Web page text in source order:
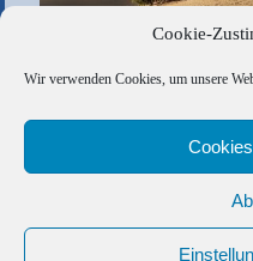
Cookie-
Wir verwenden Cookies, um unsere
430B4817-764C-4C28-
Copyright © 2026
Impressum|